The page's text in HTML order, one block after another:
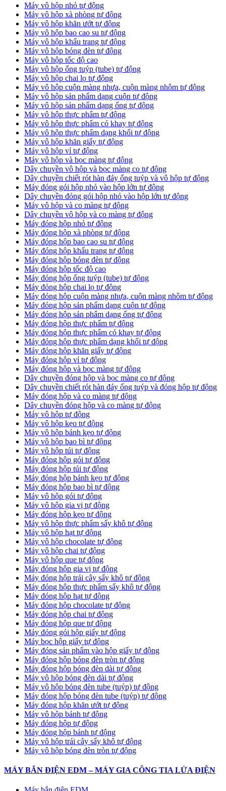
Máy vô hộp nhỏ tự động
Máy vô hộp xà phòng tự động
Máy vô hộp khăn ướt tự động
Máy vô hộp bao cao su tự động
Máy vô hộp khẩu trang tự động
Máy vô hộp bóng đèn tự động
Máy vô hộp tốc độ cao
Máy vô hộp ống tuýp (tube) tự động
Máy vô hộp chai lọ tự động
Máy vô hộp cuộn màng nhựa, cuộn màng nhôm tự động
Máy vô hộp sản phẩm dạng cuộn tự động
Máy vô hộp sản phẩm dạng ống tự động
Máy vô hộp thực phẩm tự động
Máy vô hộp thực phẩm có khay tự động
Máy vô hộp thực phẩm dạng khối tự động
Máy vô hộp khăn giấy tự động
Máy vô hộp vỉ tự động
Máy vô hộp và bọc màng tự động
Dây chuyền vô hộp và bọc màng co tự động
Dây chuyền chiết rót hàn đáy ống tuýp và vô hộp tự động
Máy đóng gói hộp nhỏ vào hộp lớn tự động
Dây chuyền đóng gói hộp nhỏ vào hộp lớn tự động
Máy vô hộp và co màng tự động
Dây chuyền vô hộp và co màng tự động
Máy đóng hộp nhỏ tự động
Máy đóng hộp xà phòng tự động
Máy đóng hộp bao cao su tự động
Máy đóng hộp khẩu trang tự động
Máy đóng hộp bóng đèn tự động
Máy đóng hộp tốc độ cao
Máy đóng hộp ống tuýp (tube) tự động
Máy đóng hộp chai lọ tự động
Máy đóng hộp cuộn màng nhựa, cuộn màng nhôm tự động
Máy đóng hộp sản phẩm dạng cuộn tự động
Máy đóng hộp sản phẩm dạng ống tự động
Máy đóng hộp thực phẩm tự động
Máy đóng hộp thực phẩm có khay tự động
Máy đóng hộp thực phẩm dạng khối tự động
Máy đóng hộp khăn giấy tự động
Máy đóng hộp vỉ tự động
Máy đóng hộp và bọc màng tự động
Dây chuyền đóng hộp và bọc màng co tự động
Dây chuyền chiết rót hàn đáy ống tuýp và đóng hộp tự động
Máy đóng hộp và co màng tự động
Dây chuyền đóng hộp và co màng tự động
Máy vô hộp tự động
Máy vô hộp kẹo tự động
Máy vô hộp bánh kẹo tự động
Máy vô hộp bao bì tự động
Máy vô hộp túi tự động
Máy đóng hộp gói tự động
Máy đóng hộp túi tự động
Máy đóng hộp bánh kẹo tự động
Máy đóng hộp bao bì tự động
Máy vô hộp gói tự động
Máy vô hộp gia vị tự động
Máy đóng hộp kẹo tự động
Máy vô hộp thực phẩm sấy khô tự động
Máy vô hộp hạt tự động
Máy vô hộp chocolate tự động
Máy vô hộp chai tự động
Máy vô hộp que tự động
Máy đóng hộp gia vị tự động
Máy đóng hộp trái cây sấy khô tự động
Máy đóng hộp thực phẩm sấy khô tự động
Máy đóng hộp hạt tự động
Máy đóng hộp chocolate tự động
Máy đóng hộp chai tự động
Máy đóng hộp que tự động
Máy đóng gói hộp giấy tự động
Máy bọc hộp giấy tự động
Máy đóng sản phẩm vào hộp giấy tự động
Máy đóng hộp bóng đèn tròn tự động
Máy đóng hộp bóng đèn dài tự động
Máy vô hộp bóng đèn dài tự động
Máy vô hộp bóng đèn tube (tuýp) tự động
Máy đóng hộp bóng đèn tube (tuýp) tự động
Máy đóng hộp khăn ướt tự động
Máy vô hộp bánh tự động
Máy đóng hộp tự động
Máy đóng hộp bánh tự động
Máy vô hộp trái cây sấy khô tự động
Máy vô hộp bóng đèn tròn tự động
MÁY BẮN ĐIỆN EDM – MÁY GIA CÔNG TIA LỬA ĐIỆN